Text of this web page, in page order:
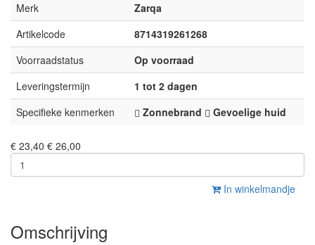
Merk
Zarqa
Artikelcode
8714319261268
Voorraadstatus
Op voorraad
Leveringstermijn
1 tot 2 dagen
Specifieke kenmerken
Zonnebrand Gevoelige huid
€ 23,40 € 26,00
In winkelmandje
Omschrijving